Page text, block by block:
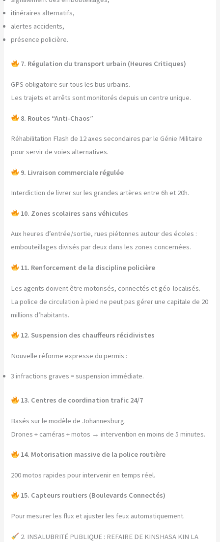
itinéraires alternatifs,
alertes accidents,
présence policière.
7. Régulation du transport urbain (Heures Critiques)
GPS obligatoire sur tous les bus urbains.
Les trajets et arrêts sont monitorés depuis un centre unique.
8. Routes “Anti-Chaos”
Réhabilitation Flash de 12 axes secondaires par le Génie Militaire
pour servir de voies alternatives.
9. Livraison commerciale régulée
Interdiction de livrer sur les grandes artères entre 6h et 20h.
10. Zones scolaires sans véhicules
Aux heures d’entrée/sortie, rues piétonnes autour des écoles :
embouteillages divisés par deux dans les zones concernées.
11. Renforcement de la discipline policière
Les agents doivent être motorisés, connectés et géo-localisés.
La police de circulation à pied ne peut pas gérer une capitale de 20
millions d’habitants.
12. Suspension des chauffeurs récidivistes
Nouvelle réforme expresse du permis :
3 infractions graves = suspension immédiate.
13. Centres de coordination trafic 24/7
Basés sur le modèle de Johannesburg.
Drones + caméras + motos → intervention en moins de 5 minutes.
14. Motorisation massive de la police routière
200 motos rapides pour intervenir en temps réel.
15. Capteurs routiers (Boulevards Connectés)
Pour mesurer les flux et ajuster les feux automatiquement.
2. INSALUBRITÉ PUBLIQUE : REFAIRE DE KINSHASA KIN LA